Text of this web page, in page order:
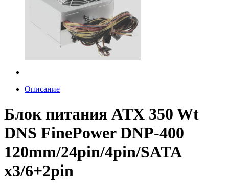
Описание
Блок питания ATX 350 Wt
DNS FinePower DNP-400
120mm/24pin/4pin/SATA
x3/6+2pin